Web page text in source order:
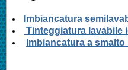
Imbiancatura
Tinteggiatura lavabile
Imbiancatura a